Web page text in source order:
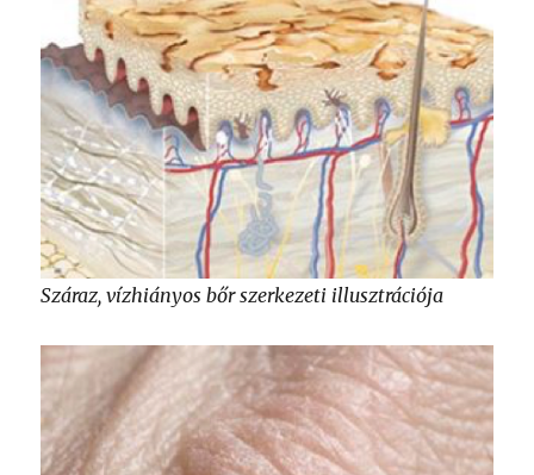
Száraz, vízhiányos bőr szerkezeti illusztrációja